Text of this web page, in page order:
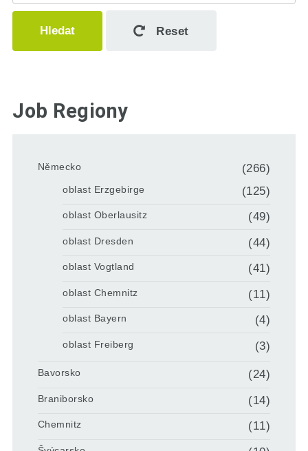
Hledat Reset
Job Regiony
Německo (266)
oblast Erzgebirge (125)
oblast Oberlausitz (49)
oblast Dresden (44)
oblast Vogtland (41)
oblast Chemnitz (11)
oblast Bayern (4)
oblast Freiberg (3)
Bavorsko (24)
Braniborsko (14)
Chemnitz (11)